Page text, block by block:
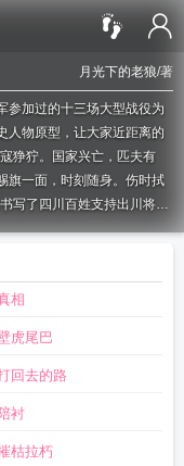
月光下的老狼/著
参加过的十三场大型战役为
人物原型，让大家近距离的
狰狞。国家兴亡，匹夫有
旗一面，时刻随身。伤时拭
写了四川百姓支持出川将士
骨何须桑梓地，人生处处有
依旧奋勇作战！350万川军
血长歌！
血色长歌全文免费阅读
长歌各种结局
血色长歌林晓松最新章节更
剧演员表
色恋歌血色长歌吴青
相
虎尾巴
回去的路
衬
枯拉朽